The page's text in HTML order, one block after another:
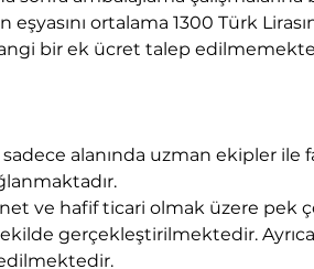
ortalama 1300 Türk
bir ek ücret talep
alanında uzman ekipler ile
ve hafif ticari olmak üzere pek
gerçekleştirilmektedir. Ayrıca